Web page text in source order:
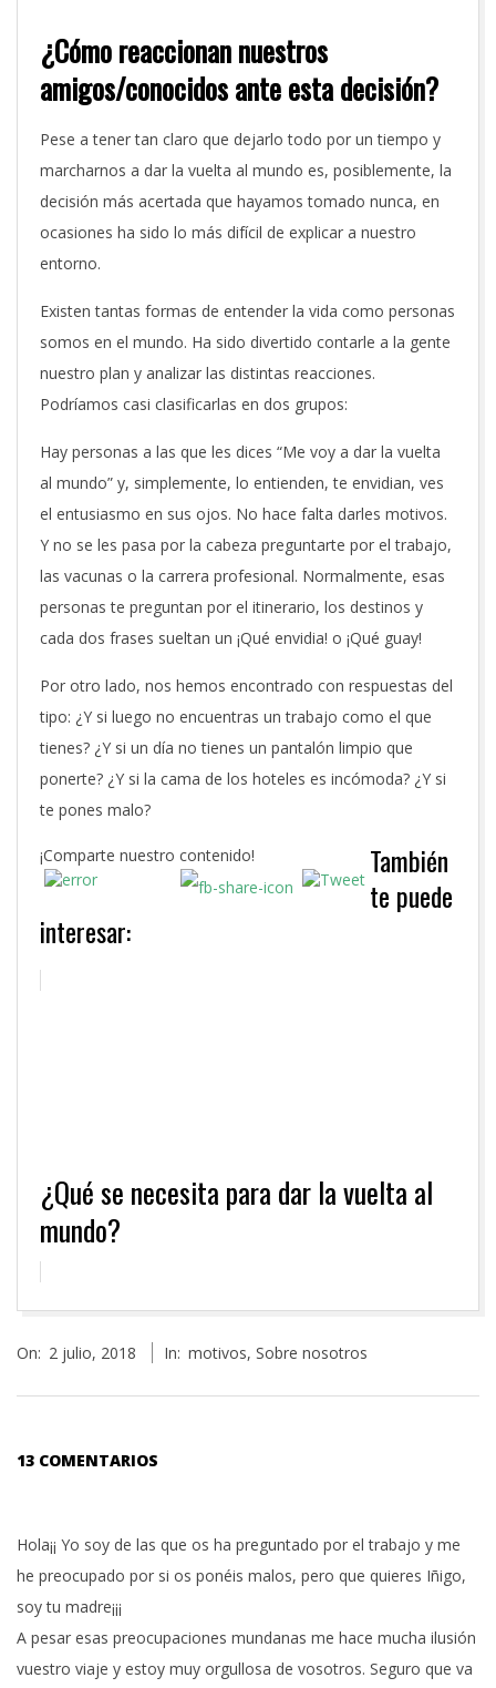
¿Cómo reaccionan nuestros
amigos/conocidos ante esta decisión?
Pese a tener tan claro que dejarlo todo por un tiempo y
marcharnos a dar la vuelta al mundo es, posiblemente, la
decisión más acertada que hayamos tomado nunca, en
ocasiones ha sido lo más difícil de explicar a nuestro
entorno.
Existen tantas formas de entender la vida como personas
somos en el mundo. Ha sido divertido contarle a la gente
nuestro plan y analizar las distintas reacciones.
Podríamos casi clasificarlas en dos grupos:
Hay personas a las que les dices “Me voy a dar la vuelta
al mundo” y, simplemente, lo entienden, te envidian, ves
el entusiasmo en sus ojos. No hace falta darles motivos.
Y no se les pasa por la cabeza preguntarte por el trabajo,
las vacunas o la carrera profesional. Normalmente, esas
personas te preguntan por el itinerario, los destinos y
cada dos frases sueltan un ¡Qué envidia! o ¡Qué guay!
Por otro lado, nos hemos encontrado con respuestas del
tipo: ¿Y si luego no encuentras un trabajo como el que
tienes? ¿Y si un día no tienes un pantalón limpio que
ponerte? ¿Y si la cama de los hoteles es incómoda? ¿Y si
te pones malo?
¡Comparte nuestro contenido!
También
te puede
interesar:
¿Qué se necesita para dar la vuelta al
mundo?
07-
On: 2 julio, 2018 In: motivos, Sobre nosotros
13 COMENTARIOS
Hola¡¡ Yo soy de las que os ha preguntado por el trabajo y me
he preocupado por si os ponéis malos, pero que quieres Iñigo,
soy tu madre¡¡¡
A pesar esas preocupaciones mundanas me hace mucha ilusión
vuestro viaje y estoy muy orgullosa de vosotros. Seguro que va